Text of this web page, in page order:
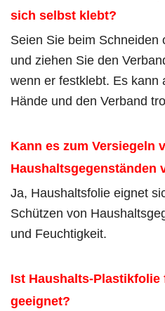
sich selbst klebt?
Seien Sie beim Schneiden
und ziehen Sie den
wenn er festklebt. Es kann
Hände und den Verband
Kann es zum Versiegeln
Haushaltsgegenständen
Ja, Haushaltsfolie eignet
Schützen von
und Feuchtigkeit.
Ist Haushalts-
geeignet?